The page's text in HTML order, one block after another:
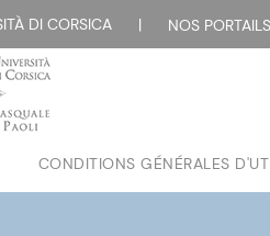
DI CORSICA | NOS
CONDITIONS GÉNÉRALES